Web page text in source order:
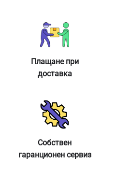
Плащане при
доставка
Собствен
гаранционен сервиз